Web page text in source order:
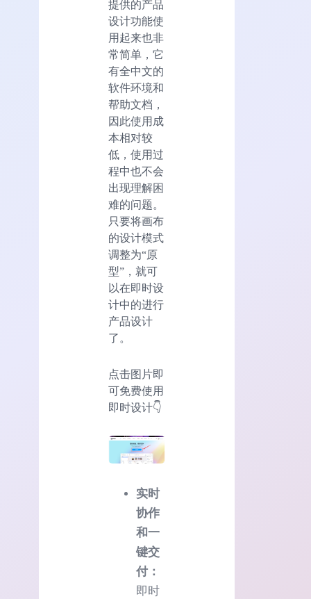
提供的产品
设计功能使
用起来也非
常简单，它
有全中文的
软件环境和
帮助文档，
因此使用成
本相对较
低，使用过
程中也不会
出现理解困
难的问题。
只要将画布
的设计模式
调整为“原
型”，就可
以在即时设
计中的进行
产品设计
了。
点击图片即
可免费使用
即时设计👇
实时
协作
和一
键交
付：
即时